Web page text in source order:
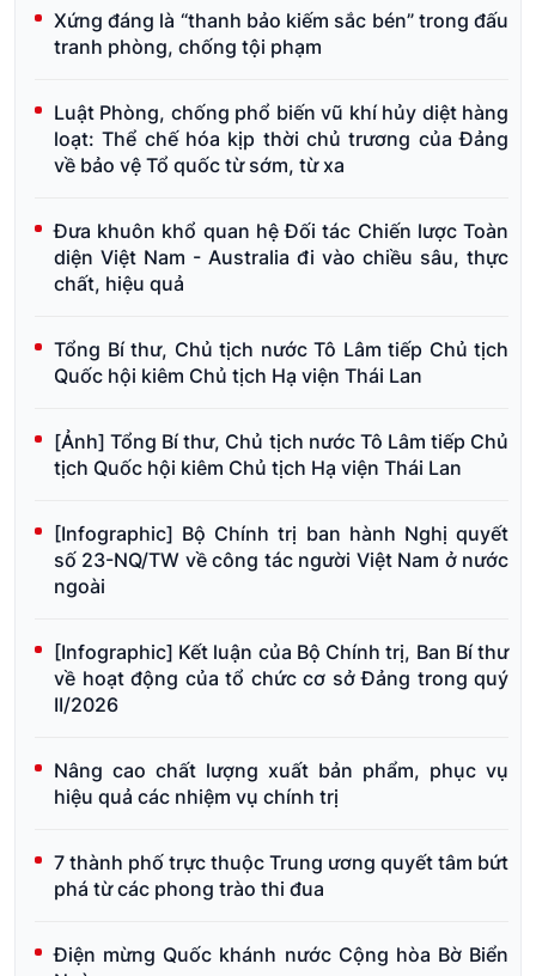
Xứng đáng là “thanh bảo kiếm sắc bén” trong đấu
tranh phòng, chống tội phạm
Luật Phòng, chống phổ biến vũ khí hủy diệt hàng
loạt: Thể chế hóa kịp thời chủ trương của Đảng
về bảo vệ Tổ quốc từ sớm, từ xa
Đưa khuôn khổ quan hệ Đối tác Chiến lược Toàn
diện Việt Nam - Australia đi vào chiều sâu, thực
chất, hiệu quả
Tổng Bí thư, Chủ tịch nước Tô Lâm tiếp Chủ tịch
Quốc hội kiêm Chủ tịch Hạ viện Thái Lan
[Ảnh] Tổng Bí thư, Chủ tịch nước Tô Lâm tiếp Chủ
tịch Quốc hội kiêm Chủ tịch Hạ viện Thái Lan
[Infographic] Bộ Chính trị ban hành Nghị quyết
số 23-NQ/TW về công tác người Việt Nam ở nước
ngoài
[Infographic] Kết luận của Bộ Chính trị, Ban Bí thư
về hoạt động của tổ chức cơ sở Đảng trong quý
II/2026
Nâng cao chất lượng xuất bản phẩm, phục vụ
hiệu quả các nhiệm vụ chính trị
7 thành phố trực thuộc Trung ương quyết tâm bứt
phá từ các phong trào thi đua
Điện mừng Quốc khánh nước Cộng hòa Bờ Biển